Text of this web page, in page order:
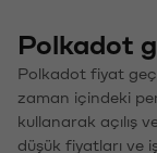
Polkadot
Polkadot fiyat
zaman içindeki
kullanarak açılış
düşük fiyatları ve